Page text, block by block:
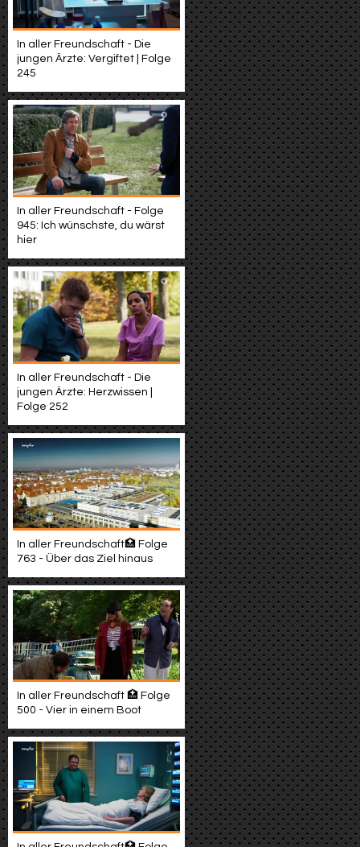
In aller Freundschaft - Die
jungen Ärzte: Vergiftet | Folge
245
In aller Freundschaft - Folge
945: Ich wünschste, du wärst
hier
In aller Freundschaft - Die
jungen Ärzte: Herzwissen |
Folge 252
In aller Freundschaft🏥 Folge
763 - Über das Ziel hinaus
In aller Freundschaft 🏥 Folge
500 - Vier in einem Boot